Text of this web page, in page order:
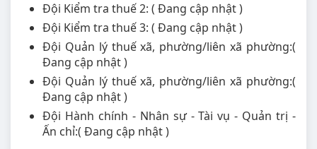
Đội Kiểm tra thuế 2: ( Đang cập nhật )
Đội Kiểm tra thuế 3: ( Đang cập nhật )
Đội Quản lý thuế xã, phường/liên xã phường:(
Đang cập nhật )
Đội Quản lý thuế xã, phường/liên xã phường:(
Đang cập nhật )
Đội Hành chính - Nhân sự - Tài vụ - Quản trị -
Ấn chỉ:( Đang cập nhật )